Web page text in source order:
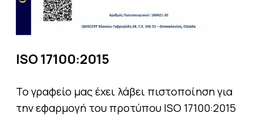
ISO 17100:2015
Το γραφείο μας έχει λάβει πιστοποίηση για
την εφαρμογή του προτύπου ISO 17100:2015